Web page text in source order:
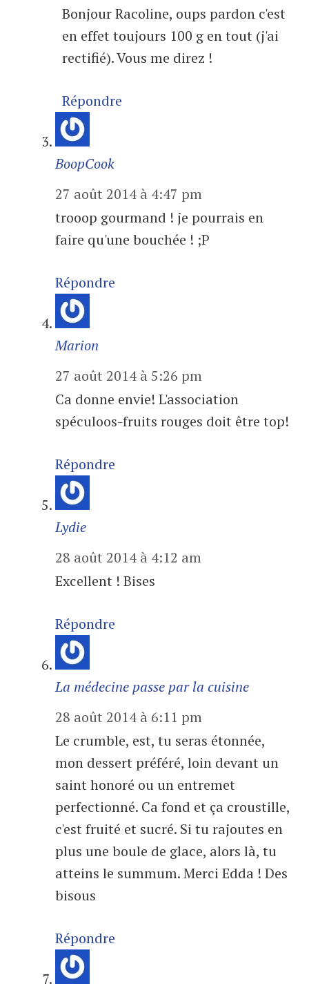
Bonjour Racoline, oups pardon c'est
en effet toujours 100 g en tout (j'ai
rectifié). Vous me direz !
Répondre
BoopCook
27 août 2014 à 4:47 pm
trooop gourmand ! je pourrais en
faire qu'une bouchée ! ;P
Répondre
Marion
27 août 2014 à 5:26 pm
Ca donne envie! L'association
spéculoos-fruits rouges doit être top!
Répondre
Lydie
28 août 2014 à 4:12 am
Excellent ! Bises
Répondre
La médecine passe par la cuisine
28 août 2014 à 6:11 pm
Le crumble, est, tu seras étonnée,
mon dessert préféré, loin devant un
saint honoré ou un entremet
perfectionné. Ca fond et ça croustille,
c'est fruité et sucré. Si tu rajoutes en
plus une boule de glace, alors là, tu
atteins le summum. Merci Edda ! Des
bisous
Répondre